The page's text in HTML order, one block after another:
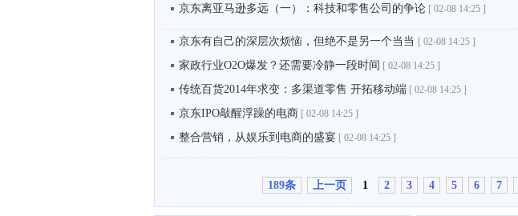
京东离亚马逊多远（一）：科技和零售公司的争论 [ 02-08 14:25 ]
京东有自己的深层次烦恼，但绝不是另一个当当 [ 02-08 14:25 ]
家政行业O2O爆发？还需要冷静一段时间 [ 02-08 14:25 ]
传统百货2014年求变：多渠道零售 开拓移动端 [ 02-08 14:25 ]
京东IPO敲醒浮躁的电商 [ 02-08 14:25 ]
整合营销，从娱乐到电商的盛宴 [ 02-08 14:25 ]
189条 上一页 1 2 3 4 5 6 7